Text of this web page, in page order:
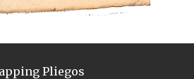
Pliegos